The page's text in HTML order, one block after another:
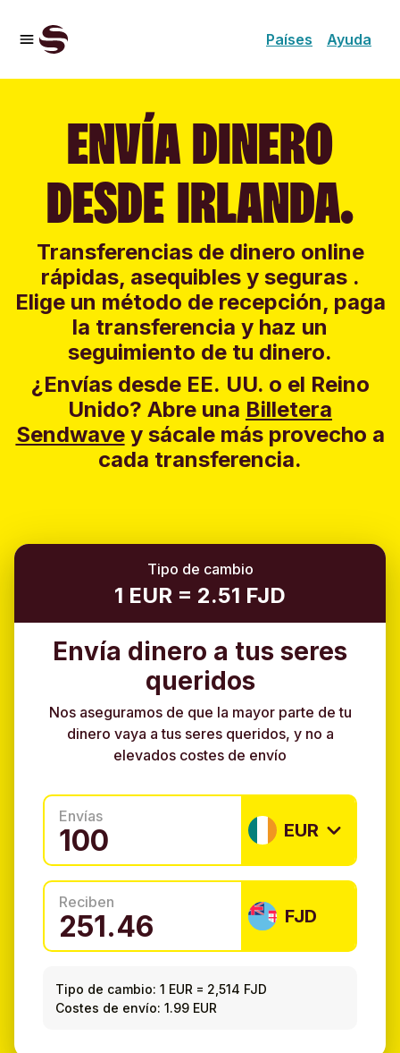
Países Ayuda
ENVÍA DINERO
DESDE IRLANDA.
Transferencias de dinero online
rápidas, asequibles y seguras .
Elige un método de recepción, paga
la transferencia y haz un
seguimiento de tu dinero.
¿Envías desde EE. UU. o el Reino
Unido? Abre una Billetera
Sendwavey sácale más provecho a
cada transferencia.
Tipo de cambio
1 EUR = 2.51 FJD
Envía dinero a tus seres
queridos
Nos aseguramos de que la mayor parte de tu
dinero vaya a tus seres queridos, y no a
elevados costes de envío
Envías
EUR
Reciben
FJD
Tipo de cambio: 1 EUR = 2,514 FJD
Costes de envío: 1.99 EUR